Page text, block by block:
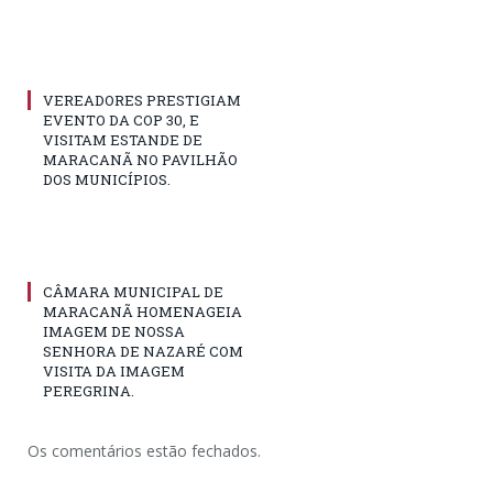
VEREADORES PRESTIGIAM
EVENTO DA COP 30, E
VISITAM ESTANDE DE
MARACANÃ NO PAVILHÃO
DOS MUNICÍPIOS.
CÂMARA MUNICIPAL DE
MARACANÃ HOMENAGEIA
IMAGEM DE NOSSA
SENHORA DE NAZARÉ COM
VISITA DA IMAGEM
PEREGRINA.
Os comentários estão fechados.